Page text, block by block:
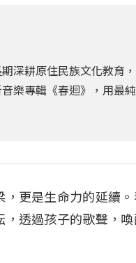
深耕原住民族文化教育
樂專輯《春迴》，用最
更是生命力的延續
透過孩子的歌聲，